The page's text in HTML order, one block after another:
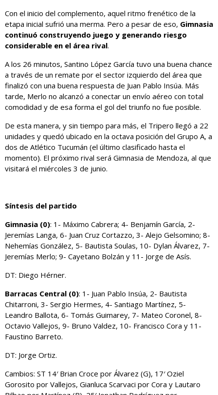
Con el inicio del complemento, aquel ritmo frenético de la
etapa inicial sufrió una merma. Pero a pesar de eso, Gimnasia
continuó construyendo juego y generando riesgo
considerable en el área rival.
A los 26 minutos, Santino López García tuvo una buena chance
a través de un remate por el sector izquierdo del área que
finalizó con una buena respuesta de Juan Pablo Insúa. Más
tarde, Merlo no alcanzó a conectar un envío aéreo con total
comodidad y de esa forma el gol del triunfo no fue posible.
De esta manera, y sin tiempo para más, el Tripero llegó a 22
unidades y quedó ubicado en la octava posición del Grupo A, a
dos de Atlético Tucumán (el último clasificado hasta el
momento). El próximo rival será Gimnasia de Mendoza, al que
visitará el miércoles 3 de junio.
Síntesis del partido
Gimnasia (0): 1- Máximo Cabrera; 4- Benjamín García, 2-
Jeremías Langa, 6- Juan Cruz Cortazzo, 3- Alejo Gelsomino; 8-
Nehemías González, 5- Bautista Soulas, 10- Dylan Álvarez, 7-
Jeremías Merlo; 9- Cayetano Bolzán y 11- Jorge de Asís.
DT: Diego Hérner.
Barracas Central (0): 1- Juan Pablo Insúa, 2- Bautista
Chitarroni, 3- Sergio Hermes, 4- Santiago Martínez, 5-
Leandro Ballota, 6- Tomás Guimarey, 7- Mateo Coronel, 8-
Octavio Vallejos, 9- Bruno Valdez, 10- Francisco Cora y 11-
Faustino Barreto.
DT: Jorge Ortiz.
Cambios: ST 14′ Brian Croce por Álvarez (G), 17′ Oziel
Gorosito por Vallejos, Gianluca Scarvaci por Cora y Lautaro